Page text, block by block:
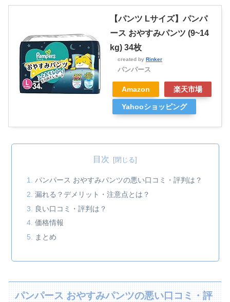
【パンツ Lサイズ】パンパ
ース おやすみパンツ (9~14
kg) 34枚
created by Rinker
パンパース
Amazon 楽天市場
Yahooショッピング
目次
パンパース おやすみパンツの悪い口コミ・評判は？
漏れる？デメリット・注意点とは？
良い口コミ・評判は？
価格情報
まとめ
パンパース おやすみパンツの悪い口コミ・評